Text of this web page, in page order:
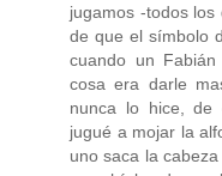
jugamos -todos
de que el símbolo
cuando un
cosa era darle
nunca lo hice, de
jugué a mojar la
uno saca la